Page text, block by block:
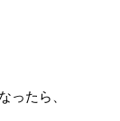
ったら、